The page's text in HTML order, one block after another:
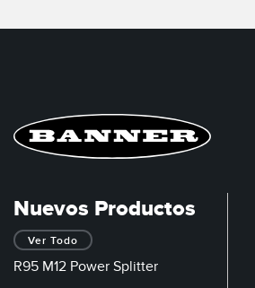
Nuevos Productos
Ver Todo
R95 M12 Power Splitter